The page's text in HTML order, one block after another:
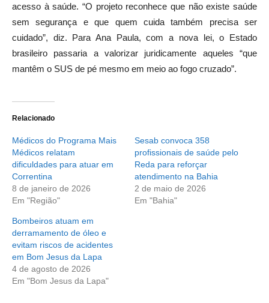
acesso à saúde. “O projeto reconhece que não existe saúde
sem segurança e que quem cuida também precisa ser
cuidado”, diz. Para Ana Paula, com a nova lei, o Estado
brasileiro passaria a valorizar juridicamente aqueles “que
mantêm o SUS de pé mesmo em meio ao fogo cruzado”.
Relacionado
Médicos do Programa Mais
Médicos relatam
dificuldades para atuar em
Correntina
8 de janeiro de 2026
Em "Região"
Sesab convoca 358
profissionais de saúde pelo
Reda para reforçar
atendimento na Bahia
2 de maio de 2026
Em "Bahia"
Bombeiros atuam em
derramamento de óleo e
evitam riscos de acidentes
em Bom Jesus da Lapa
4 de agosto de 2026
Em "Bom Jesus da Lapa"